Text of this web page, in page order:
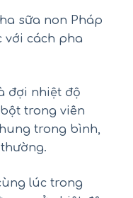
sữa non Pháp
với cách pha
đợi nhiệt độ
trong viên
trong bình,
lúc trong